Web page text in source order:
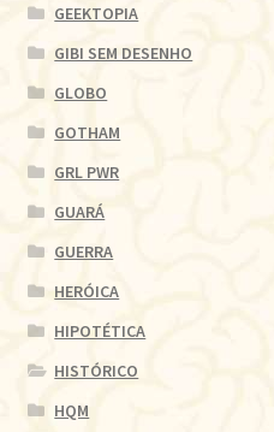
GEEKTOPIA
GIBI SEM DESENHO
GLOBO
GOTHAM
GRL PWR
GUARÁ
GUERRA
HERÓICA
HIPOTÉTICA
HISTÓRICO
HQM